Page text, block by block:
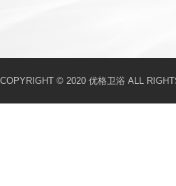
COPYRIGHT © 2020 优格卫浴 ALL